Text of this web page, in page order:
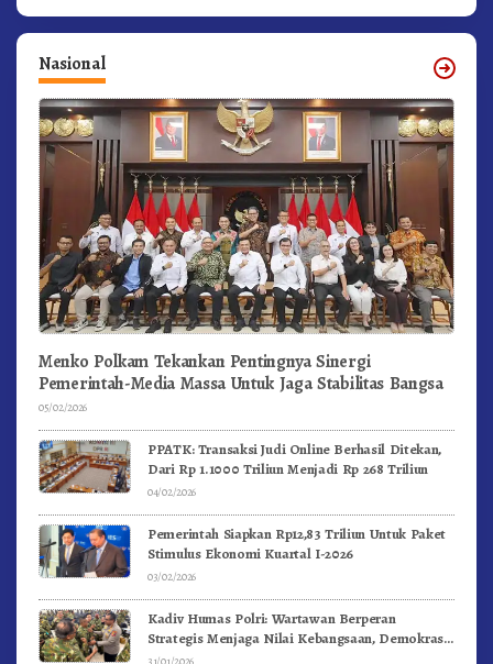
Nasional
Menko Polkam Tekankan Pentingnya Sinergi
Pemerintah-Media Massa Untuk Jaga Stabilitas Bangsa
05/02/2026
PPATK: Transaksi Judi Online Berhasil Ditekan,
Dari Rp 1.1000 Triliun Menjadi Rp 268 Triliun
04/02/2026
Pemerintah Siapkan Rp12,83 Triliun Untuk Paket
Stimulus Ekonomi Kuartal I-2026
03/02/2026
Kadiv Humas Polri: Wartawan Berperan
Strategis Menjaga Nilai Kebangsaan, Demokrasi,
dan NKRI